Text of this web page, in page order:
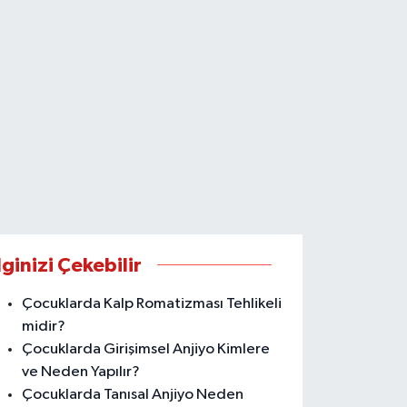
Çekebilir
Çocuklarda Kalp Romatizması Tehlikeli
midir?
Çocuklarda Girişimsel Anjiyo Kimlere
ve Neden Yapılır?
Çocuklarda Tanısal Anjiyo Neden